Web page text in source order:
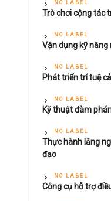
NO LABEL
Trò chơi cộng tác
NO LABEL
Vận dụng kỹ
NO LABEL
Phát triển trí tuệ
NO LABEL
Kỹ thuật đàm
NO LABEL
Thực hành lắng
đạo
NO LABEL
Công cụ hỗ trợ